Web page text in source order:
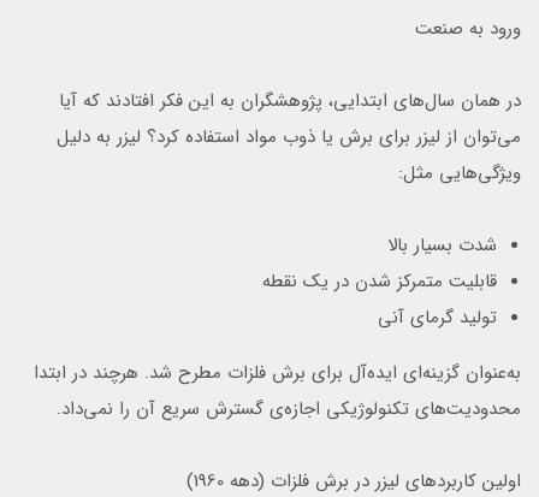
ورود به صنعت
در همان سال‌های ابتدایی، پژوهشگران به این فکر افتادند که آیا
می‌توان از لیزر برای برش یا ذوب مواد استفاده کرد؟ لیزر به دلیل
ویژگی‌هایی مثل:
شدت بسیار بالا
قابلیت متمرکز شدن در یک نقطه
تولید گرمای آنی
به‌عنوان گزینه‌ای ایده‌آل برای برش فلزات مطرح شد. هرچند در ابتدا
محدودیت‌های تکنولوژیکی اجازه‌ی گسترش سریع آن را نمی‌داد.
اولین کاربردهای لیزر در برش فلزات (دهه 1960)